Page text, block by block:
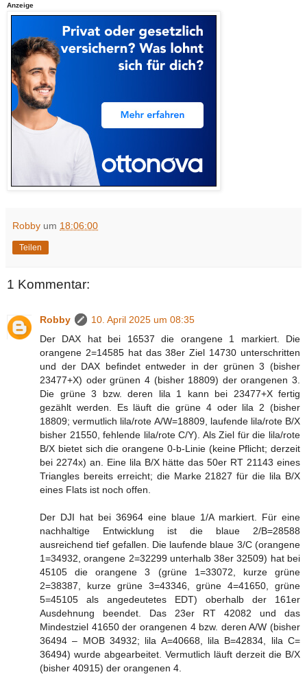
Anzeige
Robby um 18:06:00
Teilen
1 Kommentar:
Robby
10. April 2025 um 08:35
Der DAX hat bei 16537 die orangene 1 markiert. Die
orangene 2=14585 hat das 38er Ziel 14730 unterschritten
und der DAX befindet entweder in der grünen 3 (bisher
23477+X) oder grünen 4 (bisher 18809) der orangenen 3.
Die grüne 3 bzw. deren lila 1 kann bei 23477+X fertig
gezählt werden. Es läuft die grüne 4 oder lila 2 (bisher
18809; vermutlich lila/rote A/W=18809, laufende lila/rote B/X
bisher 21550, fehlende lila/rote C/Y). Als Ziel für die lila/rote
B/X bietet sich die orangene 0-b-Linie (keine Pflicht; derzeit
bei 2274x) an. Eine lila B/X hätte das 50er RT 21143 eines
Triangles bereits erreicht; die Marke 21827 für die lila B/X
eines Flats ist noch offen.
Der DJI hat bei 36964 eine blaue 1/A markiert. Für eine
nachhaltige Entwicklung ist die blaue 2/B=28588
ausreichend tief gefallen. Die laufende blaue 3/C (orangene
1=34932, orangene 2=32299 unterhalb 38er 32509) hat bei
45105 die orangene 3 (grüne 1=33072, kurze grüne
2=38387, kurze grüne 3=43346, grüne 4=41650, grüne
5=45105 als angedeutetes EDT) oberhalb der 161er
Ausdehnung beendet. Das 23er RT 42082 und das
Mindestziel 41650 der orangenen 4 bzw. deren A/W (bisher
36494 – MOB 34932; lila A=40668, lila B=42834, lila C=
36494) wurde abgearbeitet. Vermutlich läuft derzeit die B/X
(bisher 40915) der orangenen 4.